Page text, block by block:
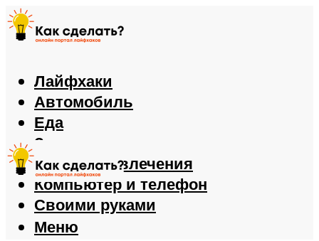
Лайфхаки
Автомобиль
Еда
Здоровье
Игры и развлечения
Компьютер и телефон
Своими руками
Меню